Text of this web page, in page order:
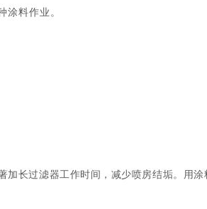
料作业。
长过滤器工作时间，减少喷房结垢。用